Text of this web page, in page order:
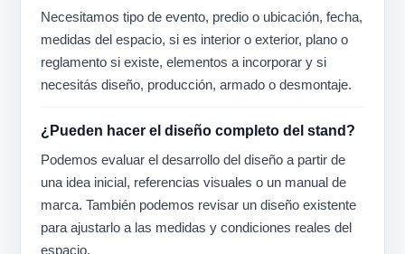
Necesitamos tipo de evento, predio o ubicación, fecha,
medidas del espacio, si es interior o exterior, plano o
reglamento si existe, elementos a incorporar y si
necesitás diseño, producción, armado o desmontaje.
¿Pueden hacer el diseño completo del stand?
Podemos evaluar el desarrollo del diseño a partir de
una idea inicial, referencias visuales o un manual de
marca. También podemos revisar un diseño existente
para ajustarlo a las medidas y condiciones reales del
espacio.